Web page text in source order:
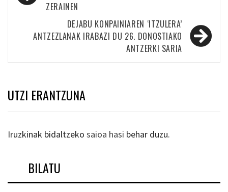
nabigatuZERAINEN
DEJABU KONPAINIAREN ‘ITZULERA’
ANTZEZLANAK IRABAZI DU 26. DONOSTIAKO
ANTZERKI SARIA
UTZI ERANTZUNA
Iruzkinak bidaltzeko saioa hasi behar duzu.
BILATU